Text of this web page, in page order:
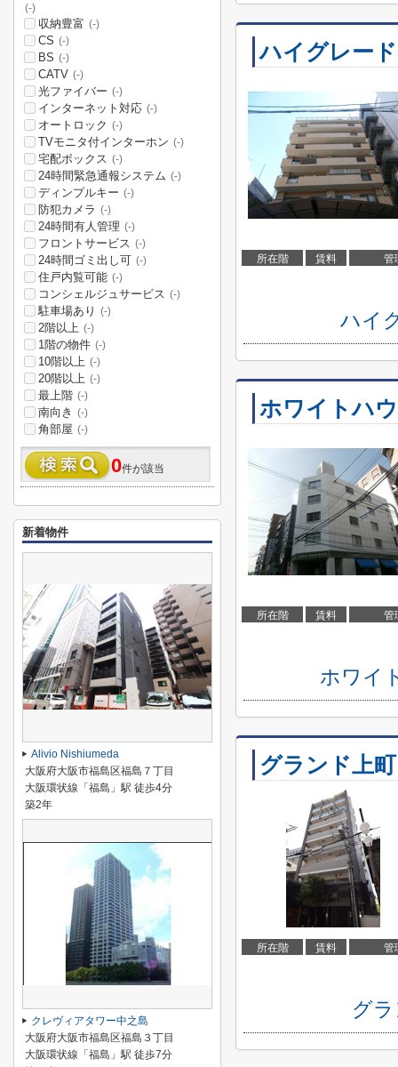
ハイグレー
所在階 賃料 管
ハイ
ホワイトハ
所在階 賃料 管
ホワイ
グランド上町
所在階 賃料 管
グ
(-)
収納豊富 (-)
CS (-)
BS (-)
CATV (-)
光ファイバー (-)
インターネット対応 (-)
オートロック (-)
TVモニタ付インターホン (-)
宅配ボックス (-)
24時間緊急通報システム (-)
ディンプルキー (-)
防犯カメラ (-)
24時間有人管理 (-)
フロントサービス (-)
24時間ゴミ出し可 (-)
住戸内覧可能 (-)
コンシェルジュサービス (-)
駐車場あり (-)
2階以上 (-)
1階の物件 (-)
10階以上 (-)
20階以上 (-)
最上階 (-)
南向き (-)
角部屋 (-)
0件が該当
新着物件
Alivio Nishiumeda
大阪府大阪市福島区福島７丁目
大阪環状線「福島」駅 徒歩4分
築2年
クレヴィアタワー中之島
大阪府大阪市福島区福島３丁目
大阪環状線「福島」駅 徒歩7分